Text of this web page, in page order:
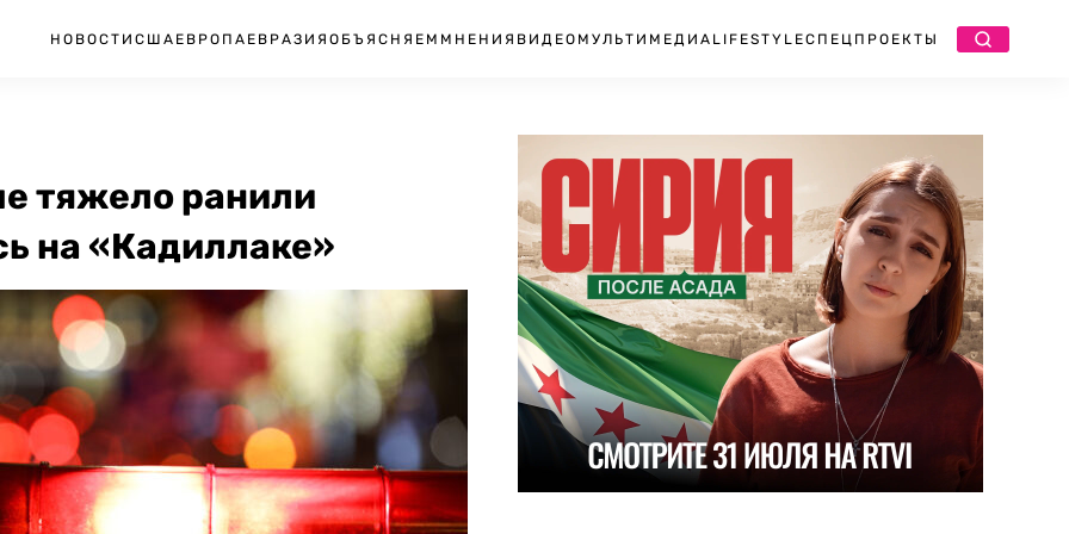
НОВОСТИ США ЕВРОПА ЕВРАЗИЯ ОБЪЯСНЯЕМ МНЕНИЯ ВИДЕО МУЛЬТИМЕДИА LIFESTYLEСПЕЦПРОЕКТЫ
тяжело ранили
на «Кадиллаке»